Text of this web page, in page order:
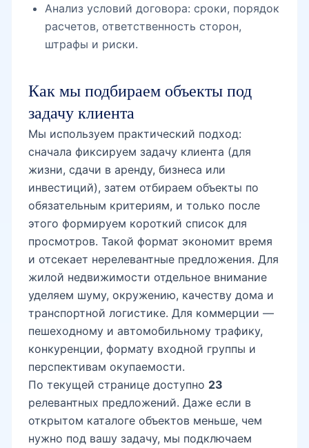
Анализ условий договора: сроки, порядок
расчетов, ответственность сторон,
штрафы и риски.
Как мы подбираем объекты под
задачу клиента
Мы используем практический подход:
сначала фиксируем задачу клиента (для
жизни, сдачи в аренду, бизнеса или
инвестиций), затем отбираем объекты по
обязательным критериям, и только после
этого формируем короткий список для
просмотров. Такой формат экономит время
и отсекает нерелевантные предложения. Для
жилой недвижимости отдельное внимание
уделяем шуму, окружению, качеству дома и
транспортной логистике. Для коммерции —
пешеходному и автомобильному трафику,
конкуренции, формату входной группы и
перспективам окупаемости.
По текущей странице доступно 23
релевантных предложений. Даже если в
открытом каталоге объектов меньше, чем
нужно под вашу задачу, мы подключаем